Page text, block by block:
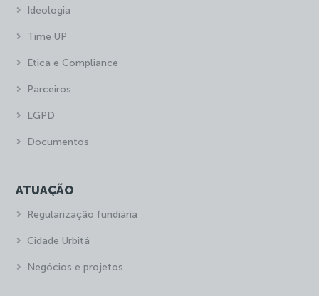
Ideologia
Time UP
Ética e Compliance
Parceiros
LGPD
Documentos
ATUAÇÃO
Regularização fundiária
Cidade Urbitá
Negócios e projetos